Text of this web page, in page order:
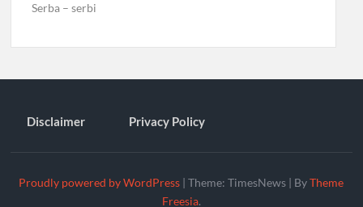
Serba – serbi
Disclaimer Privacy Policy
Proudly powered by WordPress |Theme: TimesNews | ByTheme
Freesia.